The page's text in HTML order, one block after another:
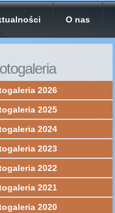
O nas
2026
2025
2024
2023
2022
2021
2020